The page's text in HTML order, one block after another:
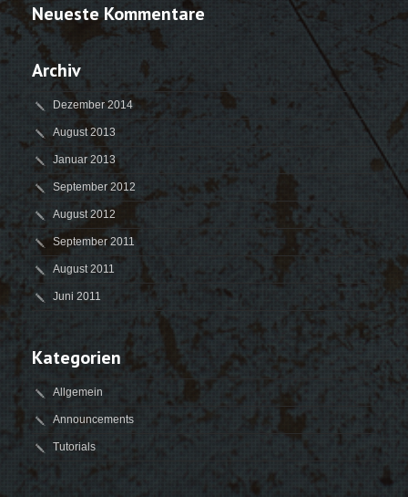
Neueste Kommentare
Archiv
Dezember 2014
August 2013
Januar 2013
September 2012
August 2012
September 2011
August 2011
Juni 2011
Kategorien
Allgemein
Announcements
Tutorials